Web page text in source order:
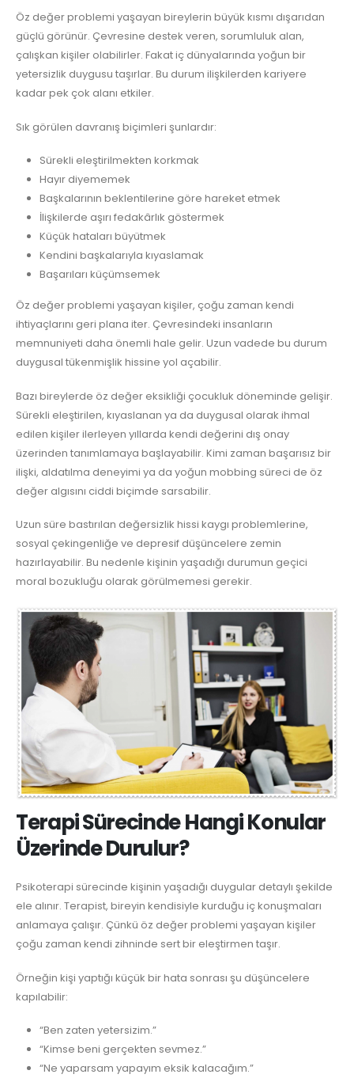
Öz değer problemi yaşayan bireylerin büyük kısmı dışarıdan
güçlü görünür. Çevresine destek veren, sorumluluk alan,
çalışkan kişiler olabilirler. Fakat iç dünyalarında yoğun bir
yetersizlik duygusu taşırlar. Bu durum ilişkilerden kariyere
kadar pek çok alanı etkiler.
Sık görülen davranış biçimleri şunlardır:
Sürekli eleştirilmekten korkmak
Hayır diyememek
Başkalarının beklentilerine göre hareket etmek
İlişkilerde aşırı fedakârlık göstermek
Küçük hataları büyütmek
Kendini başkalarıyla kıyaslamak
Başarıları küçümsemek
Öz değer problemi yaşayan kişiler, çoğu zaman kendi
ihtiyaçlarını geri plana iter. Çevresindeki insanların
memnuniyeti daha önemli hale gelir. Uzun vadede bu durum
duygusal tükenmişlik hissine yol açabilir.
Bazı bireylerde öz değer eksikliği çocukluk döneminde gelişir.
Sürekli eleştirilen, kıyaslanan ya da duygusal olarak ihmal
edilen kişiler ilerleyen yıllarda kendi değerini dış onay
üzerinden tanımlamaya başlayabilir. Kimi zaman başarısız bir
ilişki, aldatılma deneyimi ya da yoğun mobbing süreci de öz
değer algısını ciddi biçimde sarsabilir.
Uzun süre bastırılan değersizlik hissi kaygı problemlerine,
sosyal çekingenliğe ve depresif düşüncelere zemin
hazırlayabilir. Bu nedenle kişinin yaşadığı durumun geçici
moral bozukluğu olarak görülmemesi gerekir.
Terapi Sürecinde Hangi Konular
Üzerinde Durulur?
Psikoterapi sürecinde kişinin yaşadığı duygular detaylı şekilde
ele alınır. Terapist, bireyin kendisiyle kurduğu iç konuşmaları
anlamaya çalışır. Çünkü öz değer problemi yaşayan kişiler
çoğu zaman kendi zihninde sert bir eleştirmen taşır.
Örneğin kişi yaptığı küçük bir hata sonrası şu düşüncelere
kapılabilir:
“Ben zaten yetersizim.”
“Kimse beni gerçekten sevmez.”
“Ne yaparsam yapayım eksik kalacağım.”